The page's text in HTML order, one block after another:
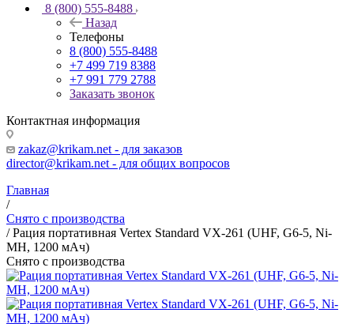
8 (800) 555-8488
Назад
Телефоны
8 (800) 555-8488
+7 499 719 8388
+7 991 779 2788
Заказать звонок
Контактная информация
zakaz@krikam.net - для заказов
director@krikam.net - для общих вопросов
Главная
/
Снято с производства
/Рация портативная Vertex Standard VX-261 (UHF, G6-5, Ni-
MH, 1200 мАч)
Снято с производства